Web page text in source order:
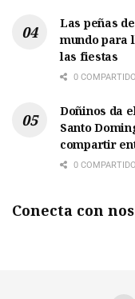
Las peñas
mundo para
las fiestas
0 COMPARTIDO
Doñinos da
Santo
compartir
0 COMPARTIDO
Conecta con